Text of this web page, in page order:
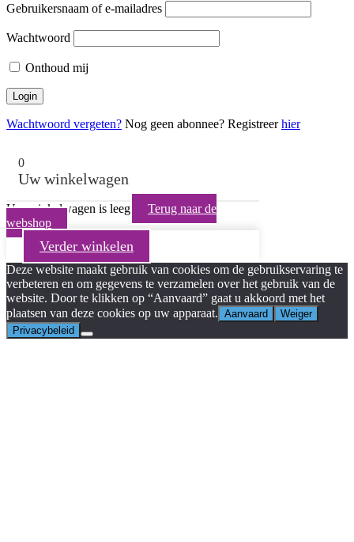
Gebruikersnaam of e-mailadres
Wachtwoord
Onthoud mij
Wachtwoord vergeten? Nog geen abonnee? Registreerhier
0
Uw winkelwagen
Uw winkelwagen is leeg
Terug naar de
webshop
Verder winkelen
Deze website maakt gebruik van cookies om de gebruikservaring te
verbeteren en om gegevens te verzamelen over het gebruik van de
website. Door te klikken op “Aanvaard” gaat u akkoord met het
plaatsen van deze cookies op uw apparaat. Aanvaard
Weiger
Privacybeleid